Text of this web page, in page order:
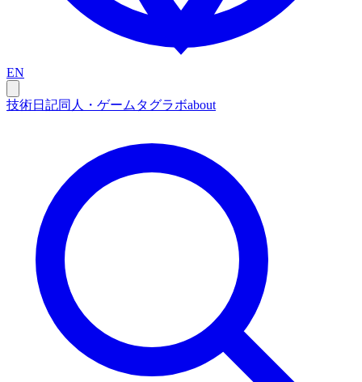
EN
技術日記同人・ゲーム タグラボabout